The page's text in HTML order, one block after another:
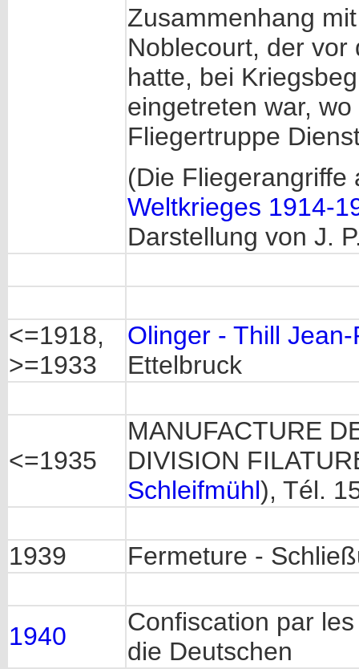
Zusammenhang
Noblecourt, der vor
hatte, bei
eingetreten war,
Fliegertruppe
(Die Fliegerangriffe
Weltkrieges 1914-
Darstellung von J.
<=1918,
>=1933
Olinger - Thill
Ettelbruck
<=1935
MANUFACTURE
DIVISION
Schleifmühl), Tél.
1939 Fermeture -
1940
Confiscation par
die Deutschen